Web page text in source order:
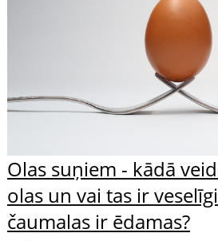
Olas suņiem - kādā
olas un vai tas ir
čaumalas ir ēdamas?